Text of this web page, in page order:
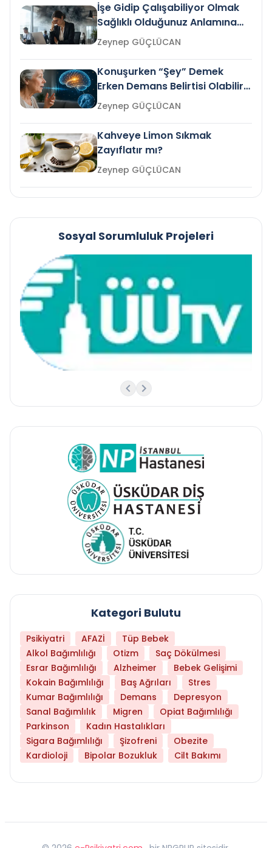
İşe Gidip Çalışabiliyor Olmak
Sağlıklı Olduğunuz Anlamına
Gelir mi?Zeynep GÜÇLÜCAN
Konuşurken “Şey” Demek
Erken Demans Belirtisi Olabilir
mi?
Zeynep GÜÇLÜCAN
Kahveye Limon Sıkmak
Zayıflatır mı?
Zeynep GÜÇLÜCAN
Sosyal Sorumluluk Projeleri
Kategori Bulutu
Psikiyatri AFAZİ
Tüp Bebek
Alkol Bağımlılığı
Otizm
Saç Dökülmesi
Esrar Bağımlılığı
Alzheimer
Bebek Gelişimi
Kokain Bağımlılığı
Baş Ağrıları
Stres
Kumar Bağımlılığı
Demans
Depresyon
Sanal Bağımlılık
Migren
Opiat Bağımlılığı
Parkinson
Kadın Hastalıkları
Sigara Bağımlılığı
Şizofreni
Obezite
Kardioloji
Bipolar Bozukluk Cilt Bakımı